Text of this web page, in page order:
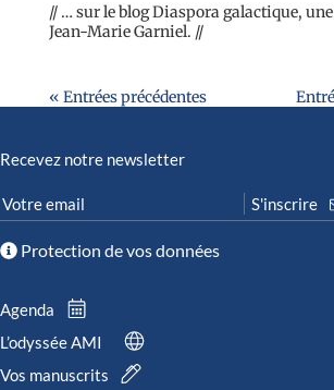
// … sur le blog Diaspora galactique,
Jean-Marie Garniel. //
« Entrées précédentes
Recevez notre newsletter
Protection de vos données
Agenda
L’odyssée AMI
Vos manuscrits